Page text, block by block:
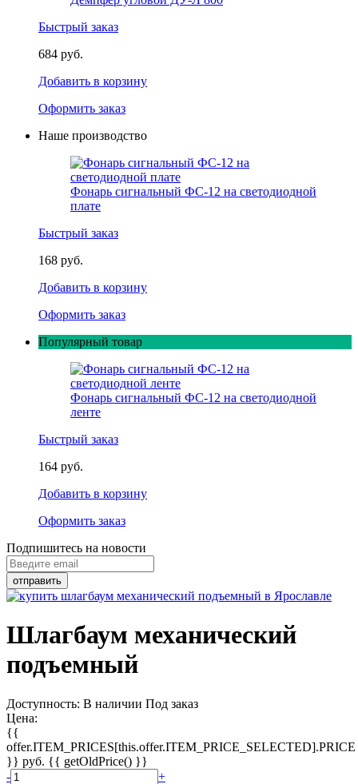
Быстрый заказ
684 руб.
Добавить в корзину
Оформить заказ
Наше производство
Фонарь сигнальный ФС-12 на светодиодной
плате
Быстрый заказ
168 руб.
Добавить в корзину
Оформить заказ
Популярный товар
Фонарь сигнальный ФС-12 на светодиодной
ленте
Быстрый заказ
164 руб.
Добавить в корзину
Оформить заказ
Подпишитесь на новости
Шлагбаум механический
подъемный
Доступность: В наличии Под заказ
Цена:
{{
offer.ITEM_PRICES[this.offer.ITEM_PRICE_SELECTED].PRICE
}} руб. {{ getOldPrice() }}
-
+